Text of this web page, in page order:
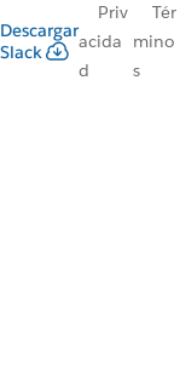
Descargar
Slack
Priv
acida
d
Tér
mino
s